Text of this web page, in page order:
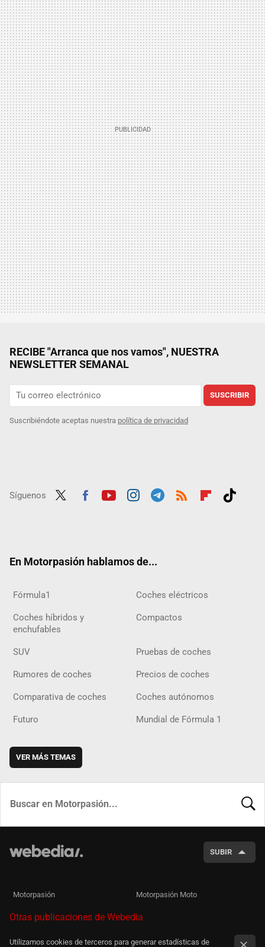
RECIBE "Arranca que nos vamos", NUESTRA
NEWSLETTER SEMANAL
SUSCRIBIR
Suscribiéndote aceptas nuestra política de privacidad
Síguenos
En Motorpasión hablamos de...
Fórmula1 Coches eléctricos
Coches híbridos y
enchufables
Compactos
SUV Pruebas de coches
Rumores de coches Precios de coches
Comparativa de coches Coches autónomos
Futuro Mundial de Fórmula 1
VER MÁS TEMAS
SUBIR
Motorpasión Motorpasión Moto
Otras publicaciones de Webedia
Utilizamos cookies de terceros para generar estadísticas de